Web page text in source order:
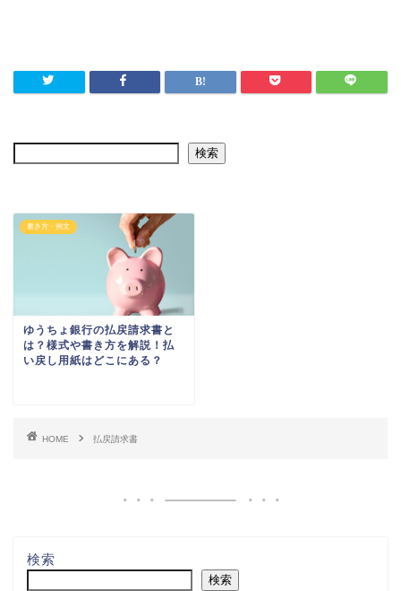
検索
書き方・例文
ゆうちょ銀行の払戻請求書と
は？様式や書き方を解説！払
い戻し用紙はどこにある？
HOME 払戻請求書
検索
検索